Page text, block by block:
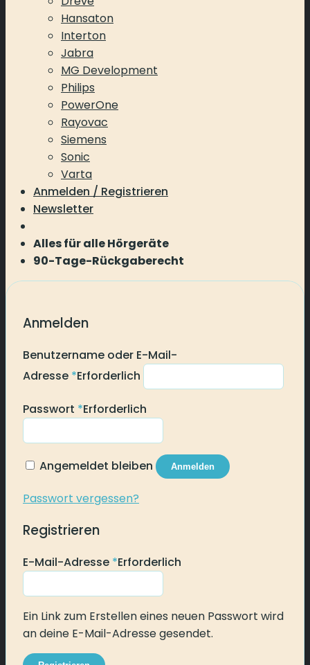
Hansaton
Interton
Jabra
MG Development
Philips
PowerOne
Rayovac
Siemens
Sonic
Varta
Anmelden / Registrieren
Newsletter
Alles für alle Hörgeräte
90-Tage-Rückgaberecht
Anmelden
Benutzername oder E-Mail-
Adresse *Erforderlich
Passwort *Erforderlich
Angemeldet bleiben Anmelden
Passwort vergessen?
Registrieren
E-Mail-Adresse *Erforderlich
Ein Link zum Erstellen eines neuen Passwort wird
an deine E-Mail-Adresse gesendet.